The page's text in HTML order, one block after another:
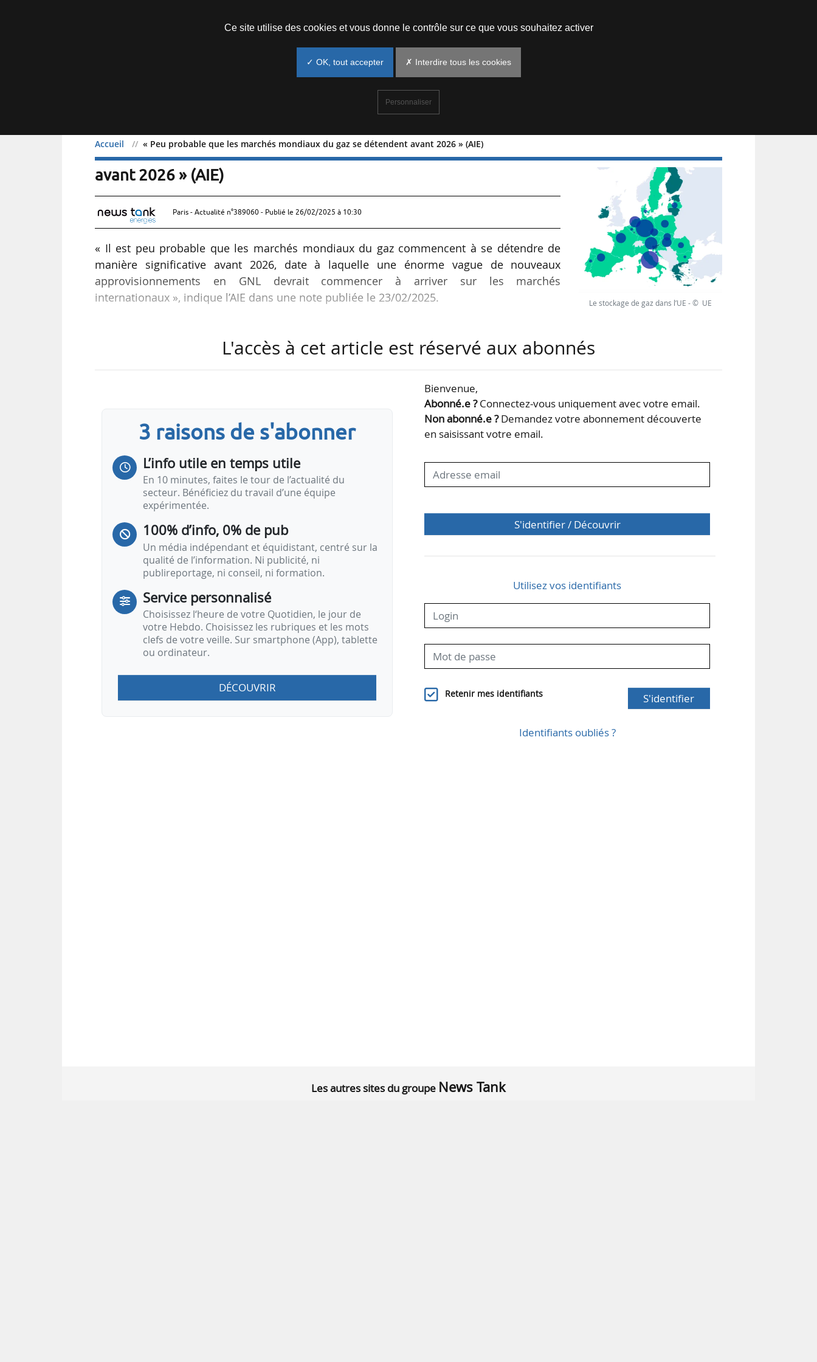
Accueil « Peu probable que les marchés mondiaux du gaz se détendent avant 2026 » (AIE)
« Peu probable que les marchés mondiaux du gaz se détendent
avant 2026 » (AIE)
Paris - Actualité n°389060 - Publié le 26/02/2025 à 10:30
« Il est peu probable que les marchés mondiaux du gaz commencent à se détendre de
manière significative avant 2026, date à laquelle une énorme vague de nouveaux
approvisionnements en GNL devrait commencer à arriver sur les marchés
internationaux », indique l’AIE dans une note publiée le 23/02/2025.
devraient entrer en service sur une période de plusieurs années, augmentant la capacité
« D’ici là, les gouvernements européens doivent redoubler d’efforts pour accélérer
l’amélioration de l’efficacité énergétique, diversifier les sources d’approvisionnement en
Le stockage de gaz dans l’UE - © UE
L'accès à cet article est réservé aux abonnés
3 raisons de s'abonner
L’info utile en temps utile
En 10 minutes, faites le tour de l’actualité du
secteur. Bénéficiez du travail d’une équipe
expérimentée.
100% d’info, 0% de pub
Un média indépendant et équidistant, centré sur la
qualité de l’information. Ni publicité, ni
publireportage, ni conseil, ni formation.
Service personnalisé
Choisissez l‘heure de votre Quotidien, le jour de
votre Hebdo. Choisissez les rubriques et les mots
clefs de votre veille. Sur smartphone (App), tablette
ou ordinateur.
DÉCOUVRIR
Bienvenue,
Abonné.e ?Connectez-vous uniquement avec votre email.
Non abonné.e ?Demandez votre abonnement découverte
en saisissant votre email.
S'identifier / Découvrir
Utilisez vos identifiants
Retenir mes identifiants S'identifier
Identifiants oubliés ?
Les autres sites du groupe News Tank
Ce site utilise des cookies et vous donne le contrôle sur ce que vous souhaitez activer
✓ OK, tout accepter ✗ Interdire tous les cookies
Personnaliser